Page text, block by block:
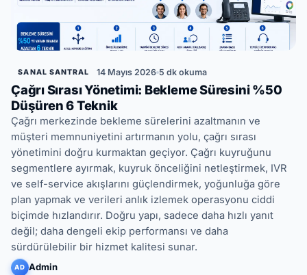
SANAL SANTRAL 14 Mayıs 2026 5 dk okuma
Çağrı Sırası Yönetimi: Bekleme Süresini %50
Düşüren 6 Teknik
Çağrı merkezinde bekleme sürelerini azaltmanın ve
müşteri memnuniyetini artırmanın yolu, çağrı sırası
yönetimini doğru kurmaktan geçiyor. Çağrı kuyruğunu
segmentlere ayırmak, kuyruk önceliğini netleştirmek, IVR
ve self-service akışlarını güçlendirmek, yoğunluğa göre
plan yapmak ve verileri anlık izlemek operasyonu ciddi
biçimde hızlandırır. Doğru yapı, sadece daha hızlı yanıt
değil; daha dengeli ekip performansı ve daha
sürdürülebilir bir hizmet kalitesi sunar.
AD Admin